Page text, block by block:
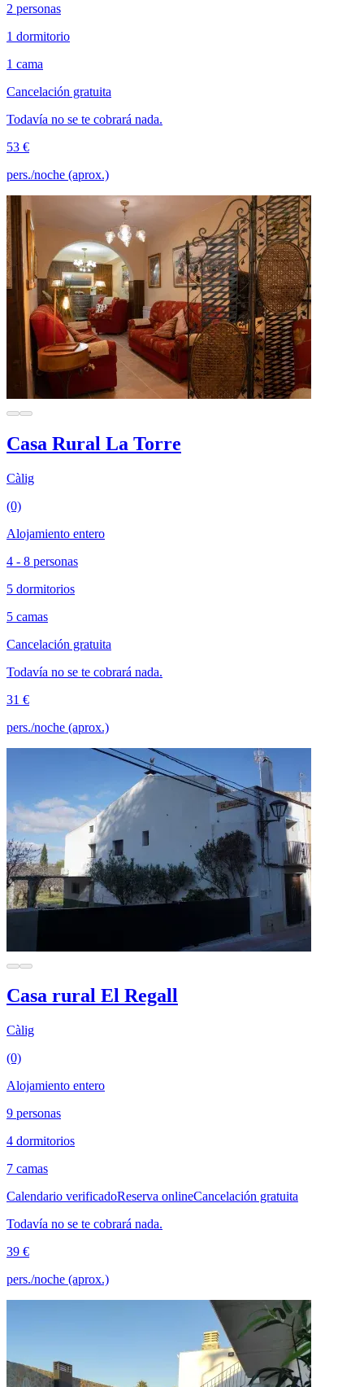
2 personas
1 dormitorio
1 cama
Cancelación gratuita
Todavía no se te cobrará nada.
53 €
pers./noche (aprox.)
Casa Rural La Torre
Càlig
(0)
Alojamiento entero
4 - 8 personas
5 dormitorios
5 camas
Cancelación gratuita
Todavía no se te cobrará nada.
31 €
pers./noche (aprox.)
Casa rural El Regall
Càlig
(0)
Alojamiento entero
9 personas
4 dormitorios
7 camas
Calendario verificadoReserva onlineCancelación gratuita
Todavía no se te cobrará nada.
39 €
pers./noche (aprox.)